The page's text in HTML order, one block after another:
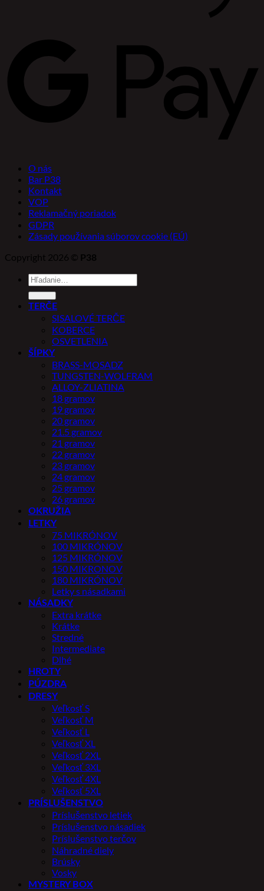
O nás
Bar P38
Kontakt
VOP
Reklamačný poriadok
GDPR
Zásady používania súborov cookie (EÚ)
Copyright 2026 ©
P38
Hľadať:
TERČE
SISALOVÉ TERČE
KOBERCE
OSVETLENIA
ŠÍPKY
BRASS-MOSADZ
TUNGSTEN-WOLFRAM
ALLOY-ZLIATINA
18 gramov
19 gramov
20 gramov
21.5 gramov
21 gramov
22 gramov
23 gramov
24 gramov
25 gramov
26 gramov
OKRUŽIA
LETKY
75 MIKRÓNOV
100 MIKRÓNOV
125 MIKRÓNOV
150 MIKRONOV
180 MIKRÓNOV
Letky s násadkami
NÁSADKY
Extra krátke
Krátke
Stredné
Intermediate
Dlhé
HROTY
PÚZDRA
DRESY
Veľkosť S
Veľkosť M
Veľkosť L
Veľkosť XL
Veľkosť 2XL
Veľkosť 3XL
Veľkosť 4XL
Veľkosť 5XL
PRÍSLUŠENSTVO
Príslušenstvo letiek
Príslušenstvo násadiek
Príslušenstvo terčov
Náhradné diely
Brúsky
Vosky
MYSTERY BOX